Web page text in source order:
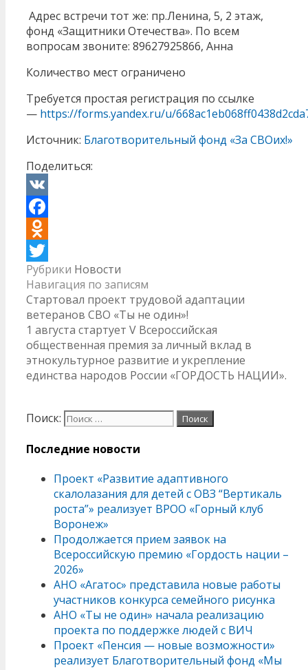
Адрес встречи тот же: пр.Ленина, 5, 2 этаж,
фонд «Защитники Отечества». По всем
вопросам звоните: 89627925866, Анна
Количество мест ограничено
Требуется простая регистрация по ссылке
— https://forms.yandex.ru/u/
Источник: Благотворительный фонд «За СВОих!»
Поделиться:
VK
Facebook
Odnoklassniki
Twitter
Рубрики Новости
Навигация по записям
Стартовал проект трудовой адаптации
ветеранов СВО «Ты не один»!
1 августа стартует V Всероссийская
общественная премия за личный вклад в
этнокультурное развитие и укрепление
единства народов России «ГОРДОСТЬ НАЦИИ».
Поиск:
Последние новости
Проект «Развитие адаптивного
скалолазания для детей с ОВЗ “Вертикаль
роста”» реализует ВРОО «Горный клуб
Воронеж»
Продолжается прием заявок на
Всероссийскую премию «Гордость нации –
2026»
АНО «Агатос» представила новые работы
участников конкурса семейного рисунка
АНО «Ты не один» начала реализацию
проекта по поддержке людей с ВИЧ
Проект «Пенсия — новые возможности»
реализует Благотворительный фонд «Мы